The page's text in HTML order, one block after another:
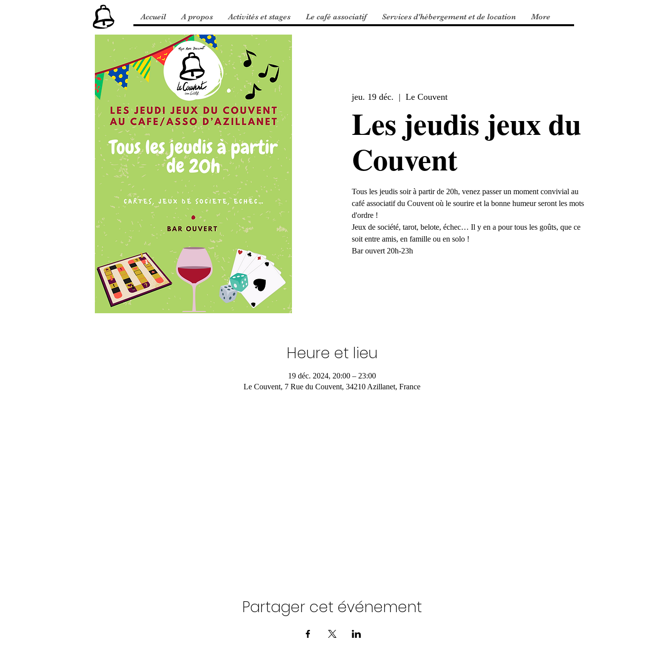
Accueil A propos Activités et stages Le café associatif Services d'hébergement et de location More
jeu. 19 déc.
  |
Le Couvent
Les jeudis jeux du
Couvent
Tous les jeudis soir à partir de 20h, venez passer un moment convivial au
café associatif du Couvent où le sourire et la bonne humeur seront les mots
d'ordre !
Jeux de société, tarot, belote, échec… Il y en a pour tous les goûts, que ce
soit entre amis, en famille ou en solo !
Bar ouvert 20h-23h
Heure et lieu
19 déc. 2024, 20:00 – 23:00
Le Couvent, 7 Rue du Couvent, 34210 Azillanet, France
Partager cet événement